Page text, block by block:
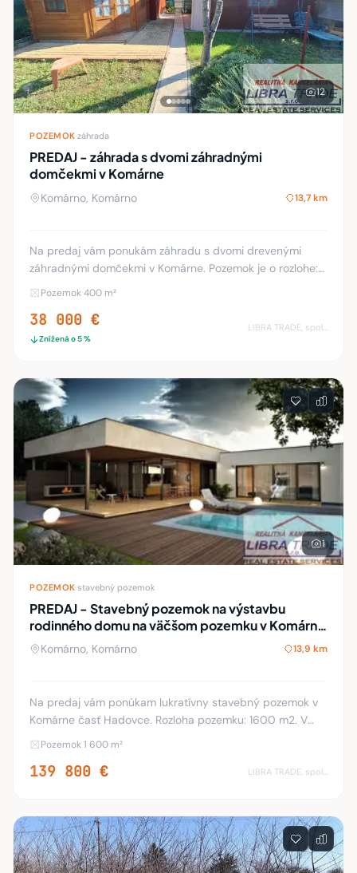
12
POZEMOK záhrada
PREDAJ - záhrada s dvomi záhradnými
domčekmi v Komárne
Komárno, Komárno 13,7 km
Na predaj vám ponukám záhradu s dvomi drevenými
záhradnými domčekmi v Komárne. Pozemok je o rozlohe:
400 m2, K záhrade vedie príjazdová cesta o šírke 4 m.
Pozemok 400 m²
38 000 €
Znížená o 5 %
LIBRA TRADE, spol.s.r.o.
1
POZEMOK stavebný pozemok
PREDAJ - Stavebný pozemok na výstavbu
rodinného domu na väčšom pozemku v Komárne
časť Hadovce
Komárno, Komárno 13,9 km
Na predaj vám ponúkam lukratívny stavebný pozemok v
Komárne časť Hadovce. Rozloha pozemku: 1600 m2. V
Pozemok 1 600 m²
139 800 €